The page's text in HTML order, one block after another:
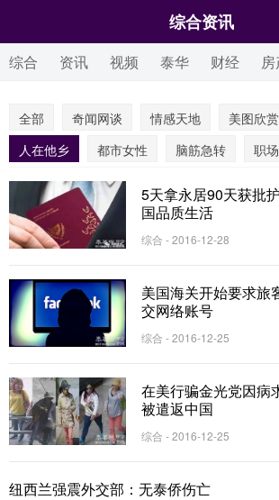
综合资讯
综合 资讯 视频 泰华 财经
全部 奇闻网谈 情感天地 美图欣赏
人在他乡
都市女性 脑筋急转 职
5天拿永居90天获批
国品质生活
综合 - 2016-12-28
美国海关开始要求旅
交网络账号
综合 - 2016-12-25
在美行骗金光党因病
被遣返中国
综合 - 2016-12-25
纽西兰强震外交部：无泰侨伤亡